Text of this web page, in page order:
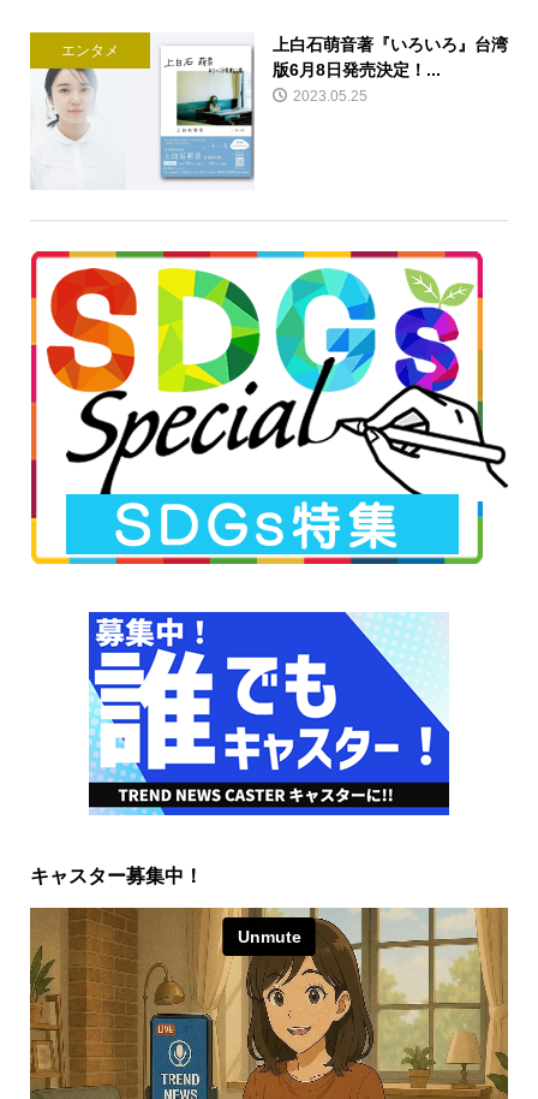
エンタメ
上白石萌音著『いろいろ』台湾
版6月8日発売決定！...
2023.05.25
キャスター募集中！